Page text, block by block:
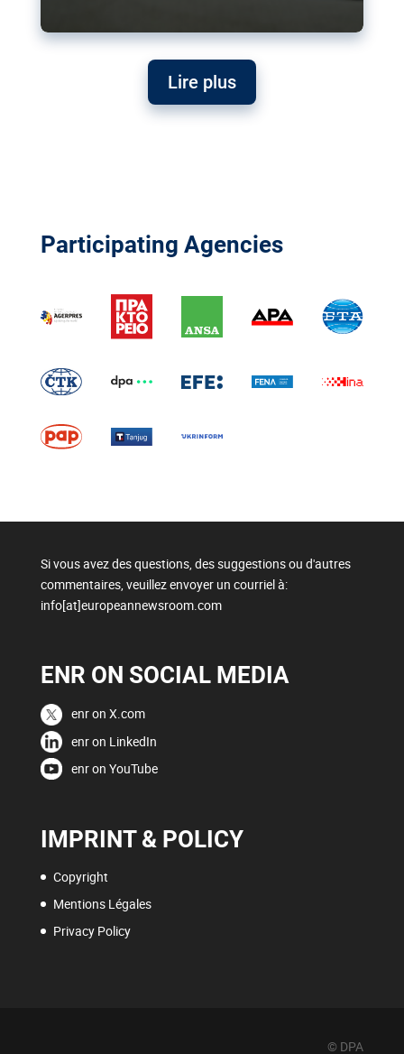
Lire plus
Participating Agencies
Si vous avez des questions, des suggestions ou d'autres
commentaires, veuillez envoyer un courriel à:
info[at]europeannewsroom.com
ENR ON SOCIAL MEDIA
enr on X.com
enr on LinkedIn
enr on YouTube
IMPRINT & POLICY
Copyright
Mentions Légales
Privacy Policy
© DPA